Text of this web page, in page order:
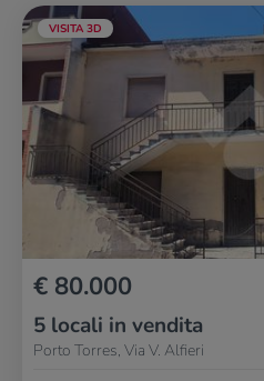
VISITA 3D
€ 80.000
5 locali in vendita
Porto Torres, Via V. Alfieri